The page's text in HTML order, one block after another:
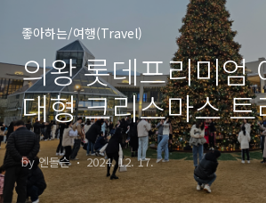
좋아하는/여행(Travel)
의왕 롯데프리미엄
대형 크리스마스 트
by 엔돌슨 2024. 12. 17.